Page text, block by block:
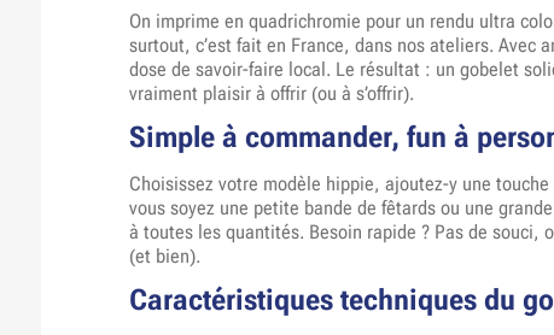
On imprime en quadrichromie pour un rendu ultra
surtout, c’est fait en France, dans nos ateliers. Avec
dose de savoir-faire local. Le résultat : un gobelet
vraiment plaisir à offrir (ou à s’offrir).
Simple à commander, fun à
Choisissez votre modèle hippie, ajoutez-y une touche
vous soyez une petite bande de fêtards ou une
à toutes les quantités. Besoin rapide ? Pas de souci,
(et bien).
Caractéristiques techniques du